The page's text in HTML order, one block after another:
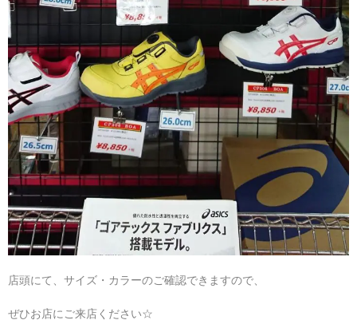
店頭にて、サイズ・カラーのご確認できますので、
ぜひお店にご来店ください☆